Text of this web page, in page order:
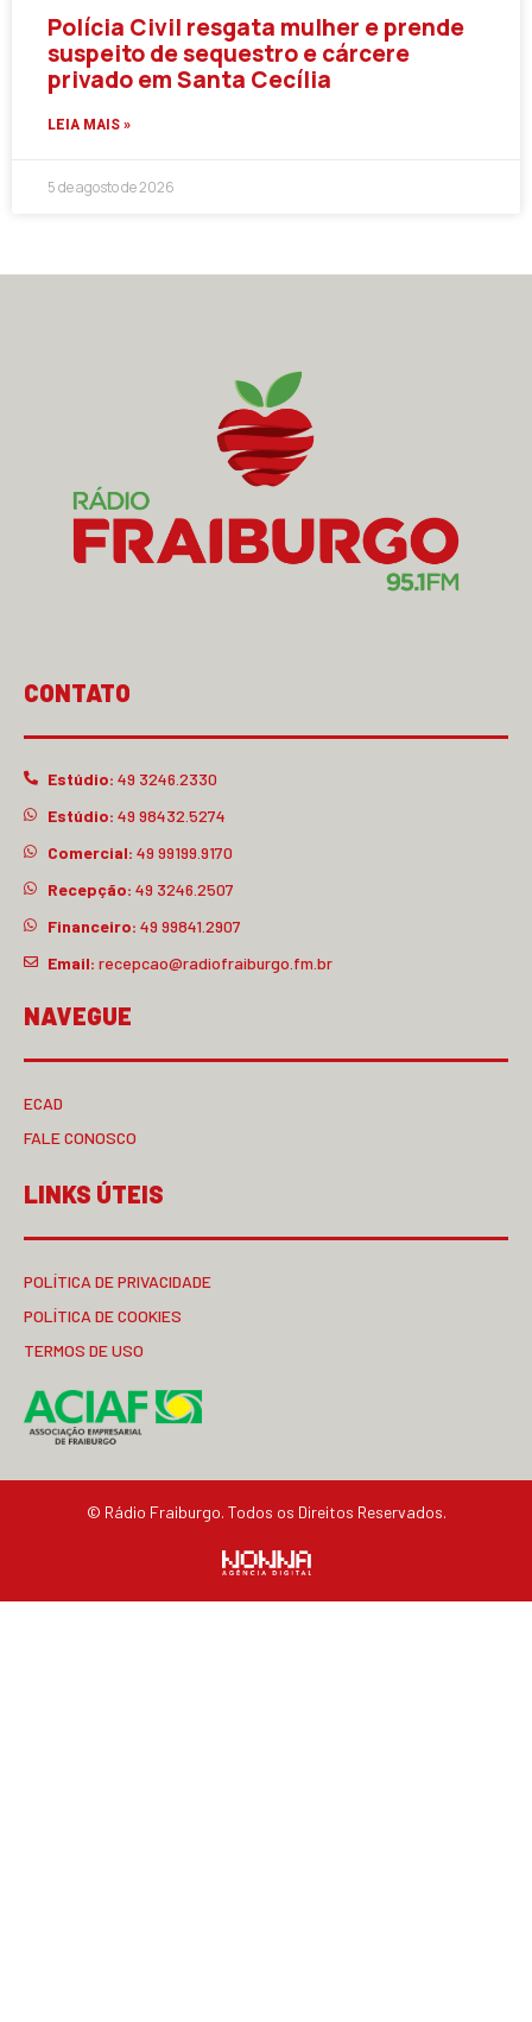
Polícia Civil resgata mulher e prende
suspeito de sequestro e cárcere
privado em Santa Cecília
LEIA MAIS »
5 de agosto de 2026
CONTATO
Estúdio: 49 3246.2330
Estúdio: 49 98432.5274
Comercial: 49 99199.9170
Recepção: 49 3246.2507
Financeiro: 49 99841.2907
Email: recepcao@radiofraiburgo.fm.br
NAVEGUE
ECAD
FALE CONOSCO
LINKS ÚTEIS
POLÍTICA DE PRIVACIDADE
POLÍTICA DE COOKIES
TERMOS DE USO
© Rádio Fraiburgo. Todos os Direitos Reservados.